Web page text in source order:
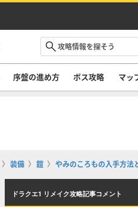
序盤の進め方 ボス攻略 マッ
装備 鎧 やみのころもの入手方法
ドラクエ1 リメイク攻略記事コメント